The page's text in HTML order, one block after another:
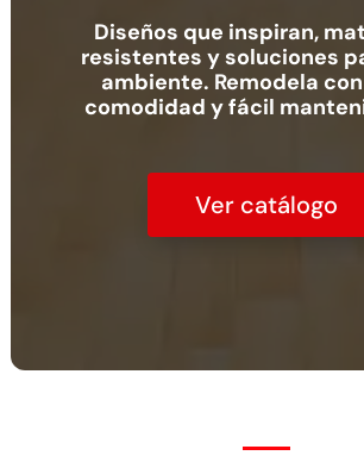
Diseños que inspiran,
resistentes y soluciones
ambiente. Remodela
comodidad y fácil
Ver catálogo